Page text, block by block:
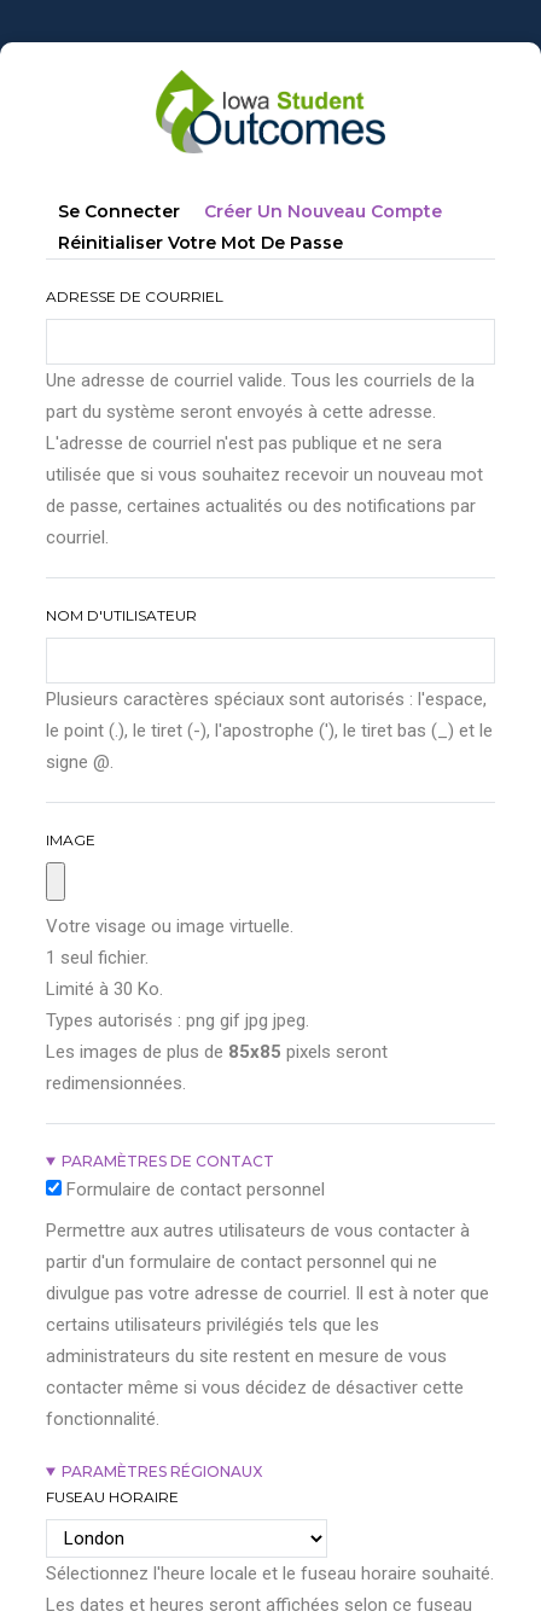
au
Onglets
principaux
Se Connecter Créer Un Nouveau Compte
Réinitialiser Votre Mot De Passe
ADRESSE DE COURRIEL
Une adresse de courriel valide. Tous les courriels de la
part du système seront envoyés à cette adresse.
L'adresse de courriel n'est pas publique et ne sera
utilisée que si vous souhaitez recevoir un nouveau mot
de passe, certaines actualités ou des notifications par
courriel.
NOM D'UTILISATEUR
Plusieurs caractères spéciaux sont autorisés : l'espace,
le point (.), le tiret (-), l'apostrophe ('), le tiret bas (_) et le
signe @.
IMAGE
Votre visage ou image virtuelle.
1 seul fichier.
Limité à 30 Ko.
Types autorisés : png gif jpg jpeg.
Les images de plus de 85x85 pixels seront
redimensionnées.
PARAMÈTRES DE CONTACT
Formulaire de contact personnel
Permettre aux autres utilisateurs de vous contacter à
partir d'un formulaire de contact personnel qui ne
divulgue pas votre adresse de courriel. Il est à noter que
certains utilisateurs privilégiés tels que les
administrateurs du site restent en mesure de vous
contacter même si vous décidez de désactiver cette
fonctionnalité.
PARAMÈTRES RÉGIONAUX
FUSEAU HORAIRE
Sélectionnez l'heure locale et le fuseau horaire souhaité.
Les dates et heures seront affichées selon ce fuseau